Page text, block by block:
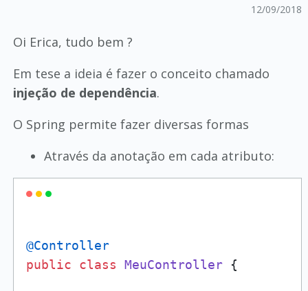
12/09/2018
Oi Erica, tudo bem ?
Em tese a ideia é fazer o conceito chamado
injeção de dependência.
O Spring permite fazer diversas formas
Através da anotação em cada atributo:
@Controller
public
class MeuController {